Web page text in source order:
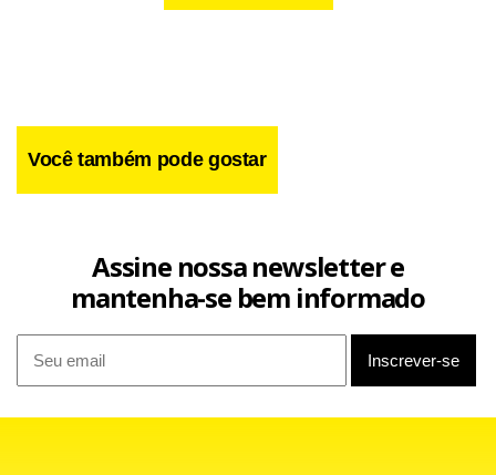
fui tricampeão brasileiro com o São Paulo (2006, 2007 e
2008), que eu era o ‘Muritri’. Foi uma coisa dificílima. Aqui no
Santos, também tive a felicidade de ganhar o tri da
Você também pode gostar
Assine nossa newsletter e
mantenha-se bem informado